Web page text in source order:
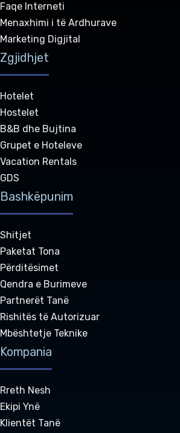
Faqe Interneti
Menaxhimi i të Ardhurave
Marketing Digjital
Zgjidhjet
Hotelet
Hostelet
B&B dhe Bujtina
Grupet e Hoteleve
Vacation Rentals
GDS
Bashkëpunim
Shitjet
Paketat Tona
Përditësimet
Qendra e Burimeve
Partnerët Tanë
Rishitës të Autorizuar
Mbështetje Teknike
Kompania
Rreth Nesh
Ekipi Ynë
Klientët Tanë